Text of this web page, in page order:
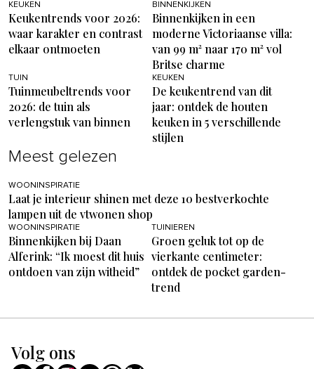
KEUKEN
Keukentrends voor 2026:
waar karakter en contrast
elkaar ontmoeten
BINNENKIJKEN
Binnenkijken in een
moderne Victoriaanse villa:
van 99 m² naar 170 m² vol
Britse charme
TUIN
Tuinmeubeltrends voor
2026: de tuin als
verlengstuk van binnen
KEUKEN
De keukentrend van dit
jaar: ontdek de houten
keuken in 5 verschillende
stijlen
Meest gelezen
WOONINSPIRATIE
Laat je interieur shinen met deze 10 bestverkochte
lampen uit de vtwonen shop
WOONINSPIRATIE
Binnenkijken bij Daan
Alferink: “Ik moest dit huis
ontdoen van zijn witheid”
TUINIEREN
Groen geluk tot op de
vierkante centimeter:
ontdek de pocket garden-
trend
Volg ons